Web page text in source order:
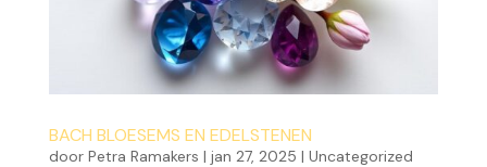
BACH BLOESEMS EN EDELSTENEN
door Petra Ramakers | jan 27, 2025 | Uncategorized